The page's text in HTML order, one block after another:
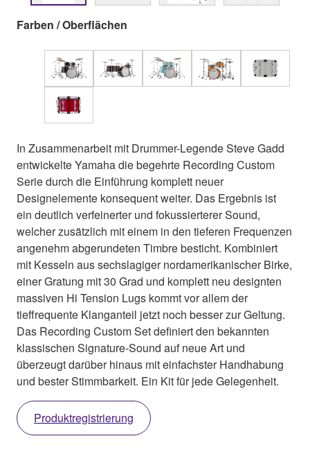
Farben / Oberflächen
In Zusammenarbeit mit Drummer-Legende Steve Gadd
entwickelte Yamaha die begehrte Recording Custom
Serie durch die Einführung komplett neuer
Designelemente konsequent weiter. Das Ergebnis ist
ein deutlich verfeinerter und fokussierterer Sound,
welcher zusätzlich mit einem in den tieferen Frequenzen
angenehm abgerundeten Timbre besticht. Kombiniert
mit Kesseln aus sechslagiger nordamerikanischer Birke,
einer Gratung mit 30 Grad und komplett neu designten
massiven Hi Tension Lugs kommt vor allem der
tieffrequente Klanganteil jetzt noch besser zur Geltung.
Das Recording Custom Set definiert den bekannten
klassischen Signature-Sound auf neue Art und
überzeugt darüber hinaus mit einfachster Handhabung
und bester Stimmbarkeit. Ein Kit für jede Gelegenheit.
Produktregistrierung